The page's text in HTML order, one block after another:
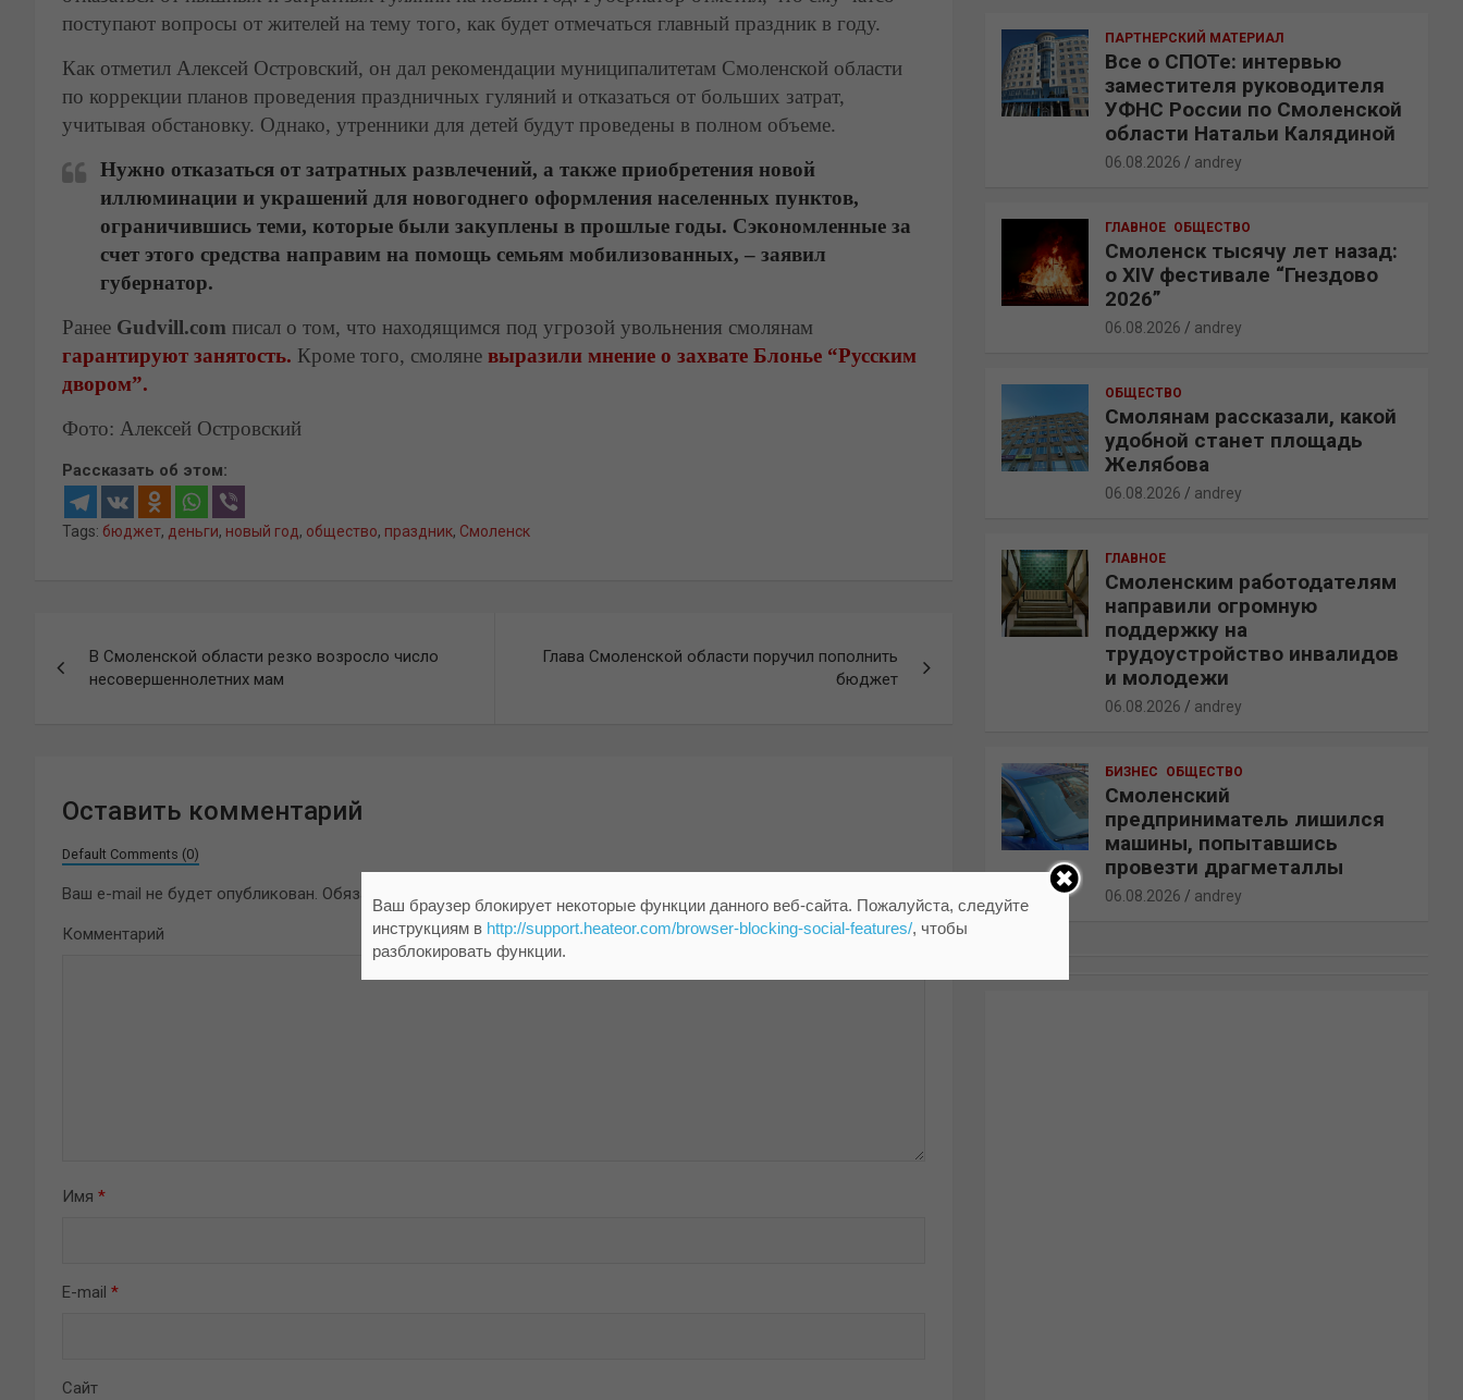
поступают вопросы от жителей на тему того, как будет отмечаться главный праздник в году.
Как отметил Алексей Островский, он дал рекомендации муниципалитетам Смоленской области
по коррекции планов проведения праздничных гуляний и отказаться от больших затрат,
учитывая обстановку. Однако, утренники для детей будут проведены в полном объеме.
Нужно отказаться от затратных развлечений, а также приобретения новой
иллюминации и украшений для новогоднего оформления населенных пунктов,
ограничившись теми, которые были закуплены в прошлые годы. Сэкономленные за
счет этого средства направим на помощь семьям мобилизованных, – заявил
губернатор.
Ранее Gudvill.com писал о том, что находящимся под угрозой увольнения смолянам
гарантируют занятость. Кроме того, смоляне выразили мнение о захвате Блонье “Русским
двором”.
Фото: Алексей Островский
Рассказать об этом:
Tags: бюджет, деньги, новый год, общество, праздник, Смоленск
по
В Смоленской области резко возросло число
несовершеннолетних мам
Глава Смоленской области поручил пополнить
бюджет
Оставить комментарий
Default Comments (0)
Ваш e-mail не будет опубликован. Обязательные поля помечены
Комментарий
Имя *
E-mail *
Сайт
ПАРТНЕРСКИЙ МАТЕРИАЛ
Все о СПОТе: интервью
заместителя руководителя
УФНС России по Смоленской
области Натальи Калядиной
06.08.2026 andrey
ГЛАВНОЕ ОБЩЕСТВО
Смоленск тысячу лет назад:
о XIV фестивале “Гнездово
2026”
06.08.2026 andrey
ОБЩЕСТВО
Смолянам рассказали, какой
удобной станет площадь
Желябова
06.08.2026 andrey
ГЛАВНОЕ
Смоленским работодателям
направили огромную
поддержку на
трудоустройство инвалидов
и молодежи
06.08.2026 andrey
БИЗНЕС ОБЩЕСТВО
Смоленский
предприниматель лишился
машины, попытавшись
провезти драгметаллы
06.08.2026 andrey
Ваш браузер блокирует некоторые функции данного веб-сайта. Пожалуйста, следуйте
инструкциям в http://support.heateor.com/browser-blocking-social-features/, чтобы
разблокировать функции.